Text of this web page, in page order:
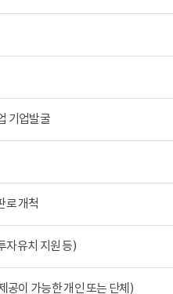
기업발굴
로 개척
자유치 지원 등)
공이 가능한 개인 또는 단체)